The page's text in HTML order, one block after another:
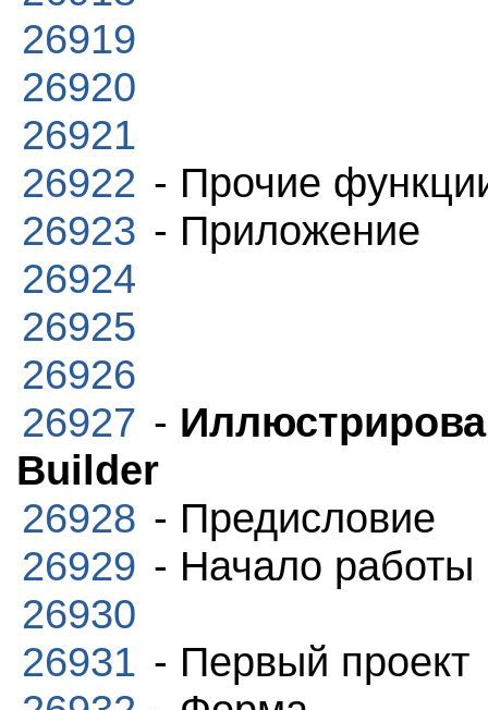
26919
26920
26921
26922 - Прочие
26923 - Приложение
26924
26925
26926
26927 -
Builder
26928 - Предисловие
26929 - Начало работы
26930
26931 - Первый проект